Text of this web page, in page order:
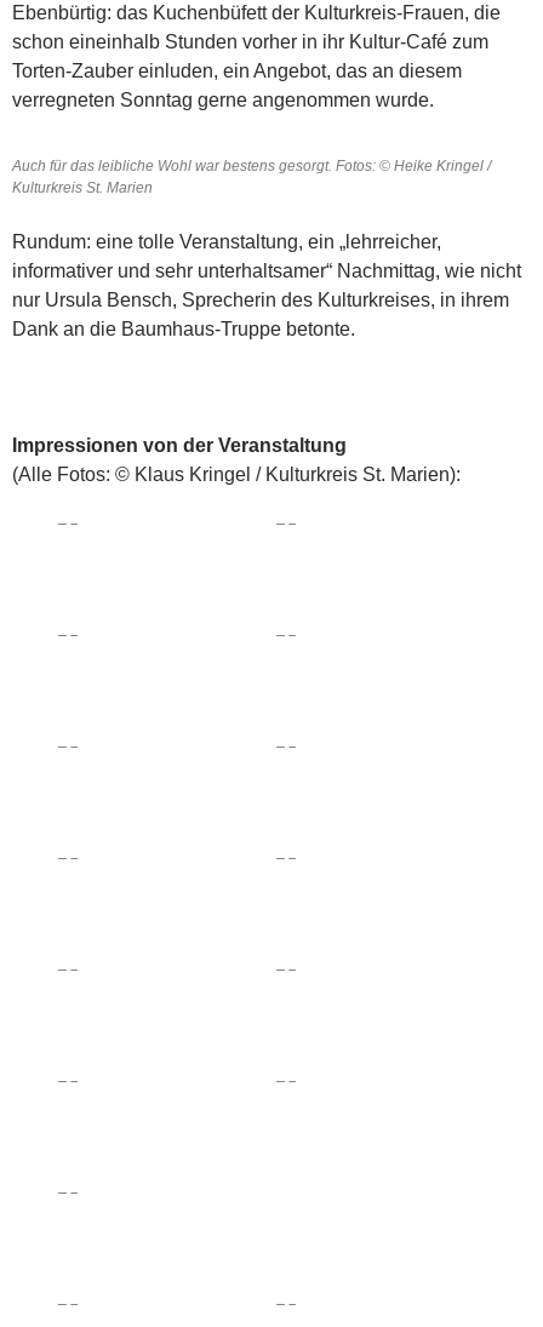
Ebenbürtig: das Kuchenbüfett der Kulturkreis-Frauen, die
schon eineinhalb Stunden vorher in ihr Kultur-Café zum
Torten-Zauber einluden, ein Angebot, das an diesem
verregneten Sonntag gerne angenommen wurde.
Auch für das leibliche Wohl war bestens gesorgt. Fotos: © Heike Kringel /
Kulturkreis St. Marien
Rundum: eine tolle Veranstaltung, ein „lehrreicher,
informativer und sehr unterhaltsamer“ Nachmittag, wie nicht
nur Ursula Bensch, Sprecherin des Kulturkreises, in ihrem
Dank an die Baumhaus-Truppe betonte.
Impressionen von der Veranstaltung
(Alle Fotos: © Klaus Kringel / Kulturkreis St. Marien):